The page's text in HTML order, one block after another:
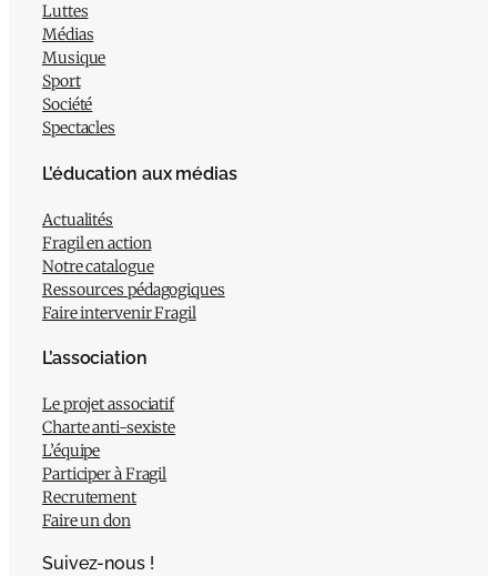
Luttes
Médias
Musique
Sport
Société
Spectacles
L’éducation aux médias
Actualités
Fragil en action
Notre catalogue
Ressources pédagogiques
Faire intervenir Fragil
L’association
Le projet associatif
Charte anti-sexiste
L’équipe
Participer à Fragil
Recrutement
Faire un don
Suivez-nous !